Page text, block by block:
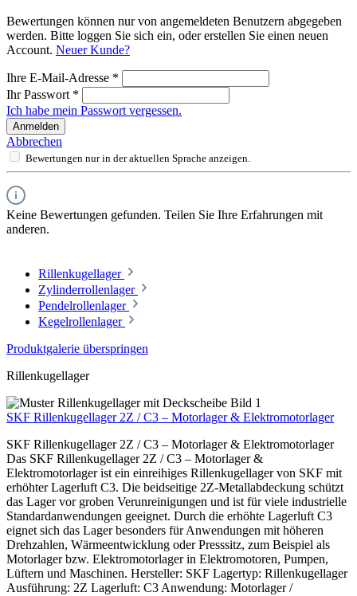
Bewertungen können nur von angemeldeten Benutzern abgegeben
werden. Bitte loggen Sie sich ein, oder erstellen Sie einen neuen
Account. Neuer Kunde?
Ihre E-Mail-Adresse *
Ihr Passwort *
Ich habe mein Passwort vergessen.
Anmelden
Abbrechen
Bewertungen nur in der aktuellen Sprache anzeigen.
Keine Bewertungen gefunden. Teilen Sie Ihre Erfahrungen mit
anderen.
Rillenkugellager
Zylinderrollenlager
Pendelrollenlager
Kegelrollenlager
Produktgalerie überspringen
Rillenkugellager
SKF Rillenkugellager 2Z / C3 – Motorlager & Elektromotorlager
SKF Rillenkugellager 2Z / C3 – Motorlager & Elektromotorlager
Das SKF Rillenkugellager 2Z / C3 – Motorlager &
Elektromotorlager ist ein einreihiges Rillenkugellager von SKF mit
erhöhter Lagerluft C3. Die beidseitige 2Z-Metallabdeckung schützt
das Lager vor groben Verunreinigungen und ist für viele industrielle
Standardanwendungen geeignet. Durch die erhöhte Lagerluft C3
eignet sich das Lager besonders für Anwendungen mit höheren
Drehzahlen, Wärmeentwicklung oder Presssitz, zum Beispiel als
Motorlager bzw. Elektromotorlager in Elektromotoren, Pumpen,
Lüftern und Maschinen. Hersteller: SKF Lagertyp: Rillenkugellager
Ausführung: 2Z Lagerluft: C3 Anwendung: Motorlager /